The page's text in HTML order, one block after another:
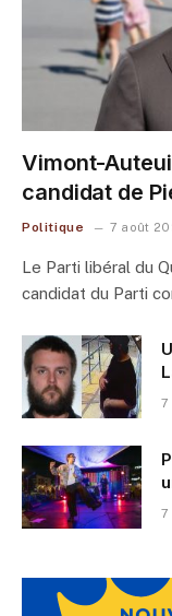
Vimont-
candidat de
Politique 7 août
Le Parti libéral du
candidat du Parti
7
7